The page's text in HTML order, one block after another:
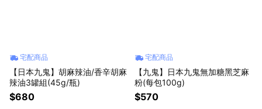
宅配商品
【日本九鬼】胡麻辣油/香辛胡麻
辣油3罐組(45g/瓶)
$680
宅配商品
【九鬼】日本九鬼無加糖黑芝麻
粉(每包100g)
$570